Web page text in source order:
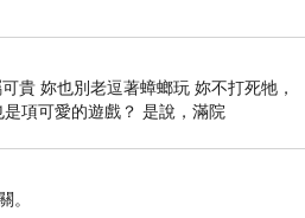
。充滿陽光活力的服務人員，誠摯的邀
大概是下午4點多了加上又是平常時間，
部分的空間都是任由我們擺佈了，想拍
服務人員引導我們到座位上時，店內的
朝氣的聲音熱烈的歡迎我們。
貴 妳也別老逗著蟑螂玩 妳不打死牠，
項可愛的遊戲？ 是說，滿院
。